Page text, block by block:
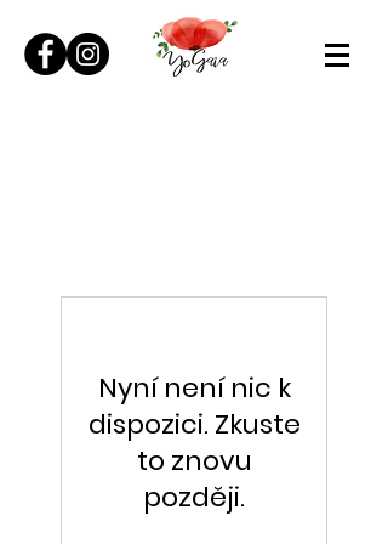
Nyní není nic k
dispozici. Zkuste
to znovu
později.